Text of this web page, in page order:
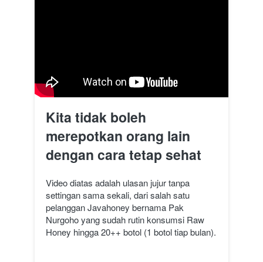
Kita tidak boleh
merepotkan orang lain
dengan cara tetap sehat
Video diatas adalah ulasan jujur tanpa
settingan sama sekali, dari salah satu
pelanggan Javahoney bernama Pak
Nurgoho yang sudah rutin konsumsi Raw
Honey hingga 20++ botol (1 botol tiap bulan).